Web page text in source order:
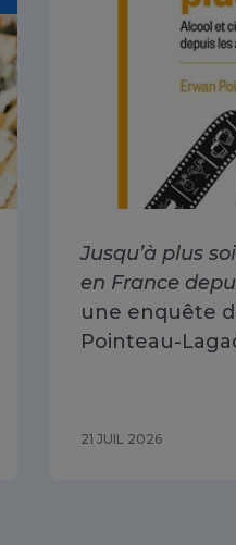
Jusqu’à plus
en France
une enquête
Pointeau-
21 JUIL 2026